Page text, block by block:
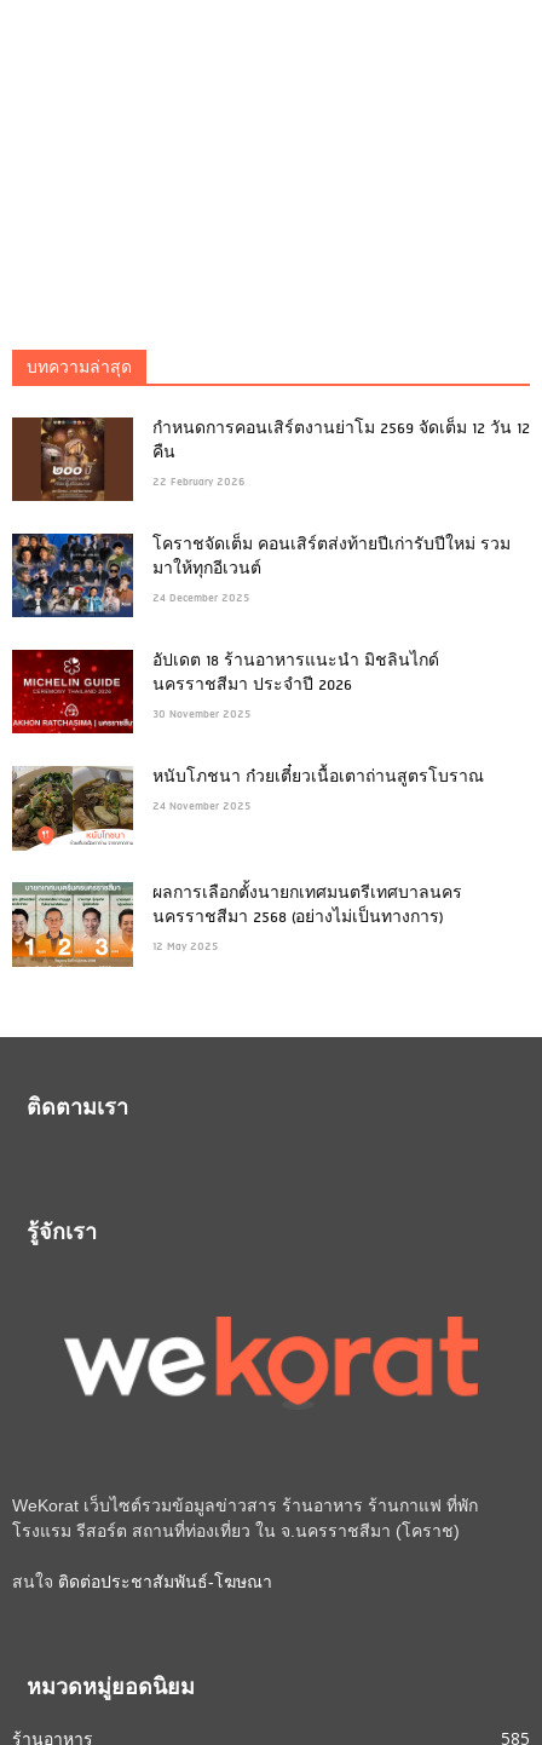
บทความล่าสุด
กำหนดการคอนเสิร์ตงานย่าโม 2569 จัดเต็ม 12 วัน 12
คืน
22 February 2026
โคราชจัดเต็ม คอนเสิร์ตส่งท้ายปีเก่ารับปีใหม่ รวม
มาให้ทุกอีเวนต์
24 December 2025
อัปเดต 18 ร้านอาหารแนะนำ มิชลินไกด์
นครราชสีมา ประจำปี 2026
30 November 2025
หนับโภชนา ก๋วยเตี๋ยวเนื้อเตาถ่านสูตรโบราณ
24 November 2025
ผลการเลือกตั้งนายกเทศมนตรีเทศบาลนคร
นครราชสีมา 2568 (อย่างไม่เป็นทางการ)
12 May 2025
ติดตามเรา
รู้จักเรา
WeKorat เว็บไซต์รวมข้อมูลข่าวสาร ร้านอาหาร ร้านกาแฟ ที่พัก
โรงแรม รีสอร์ต สถานที่ท่องเที่ยว ใน จ.นครราชสีมา (โคราช)
สนใจ ติดต่อประชาสัมพันธ์-โฆษณา
หมวดหมู่ยอดนิยม
ร้านอาหาร 585